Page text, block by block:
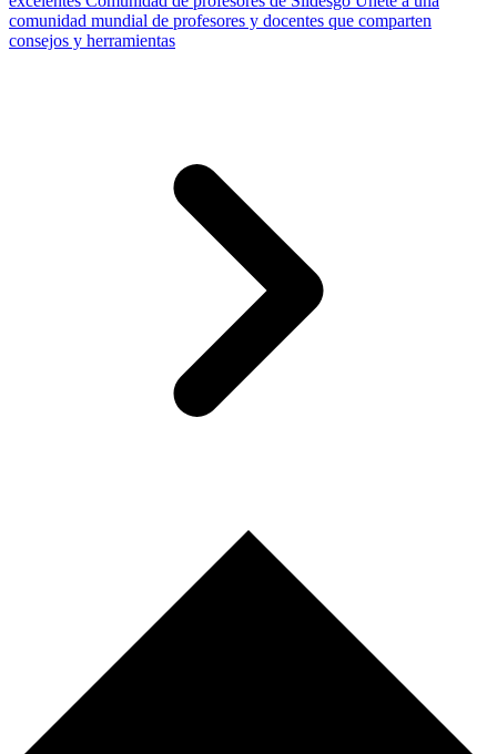
comunidad mundial de profesores y docentes que comparten
consejos y herramientas